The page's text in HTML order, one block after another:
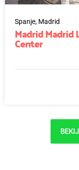
Spanje, Madrid
Madrid
Center